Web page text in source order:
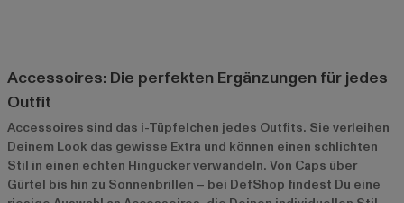
Accessoires: Die perfekten Ergänzungen für jedes
Outfit
Accessoires sind das i-Tüpfelchen jedes Outfits. Sie verleihen
Deinem Look das gewisse Extra und können einen schlichten
Stil in einen echten Hingucker verwandeln. Von Caps über
Gürtel bis hin zu Sonnenbrillen – bei DefShop findest Du eine